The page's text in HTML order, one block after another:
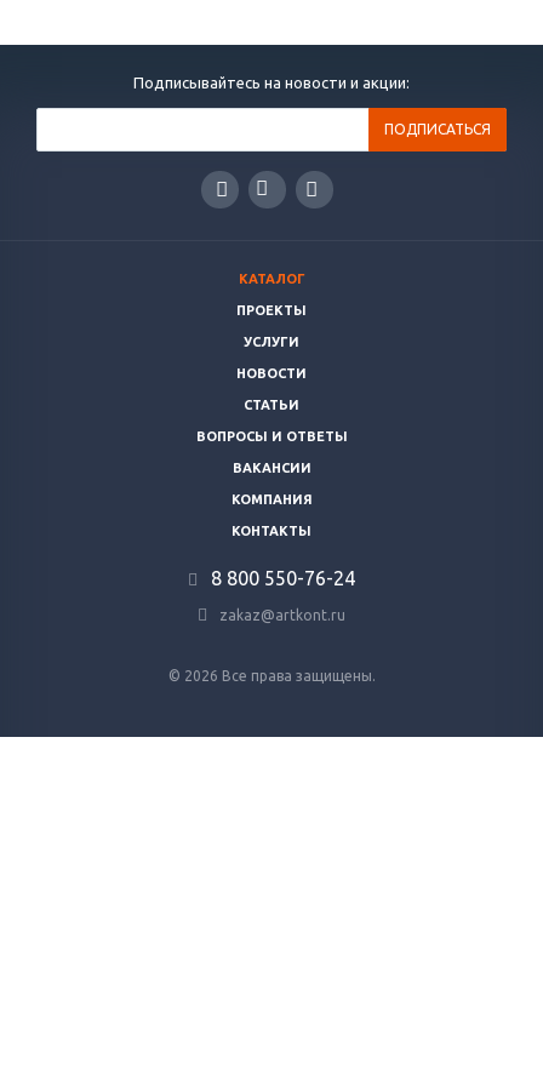
Подписывайтесь на новости и акции:
КАТАЛОГ
ПРОЕКТЫ
УСЛУГИ
НОВОСТИ
СТАТЬИ
ВОПРОСЫ И ОТВЕТЫ
ВАКАНСИИ
КОМПАНИЯ
КОНТАКТЫ
8 800 ‎550-76-24
zakaz@artkont.ru
© 2026 Все права защищены.